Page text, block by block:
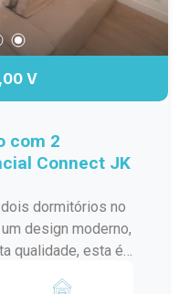
V
com 2
Connect JK
dormitórios no
design moderno,
qualidade, esta é